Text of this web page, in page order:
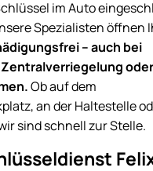
im Auto
Spezialisten öffnen
– auch bei
oder
Ob auf dem
an der Haltestelle
sind schnell zur Stelle.